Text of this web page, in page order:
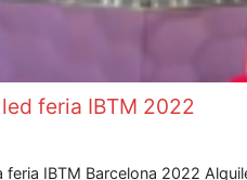
feria IBTM 2022
IBTM Barcelona 2022